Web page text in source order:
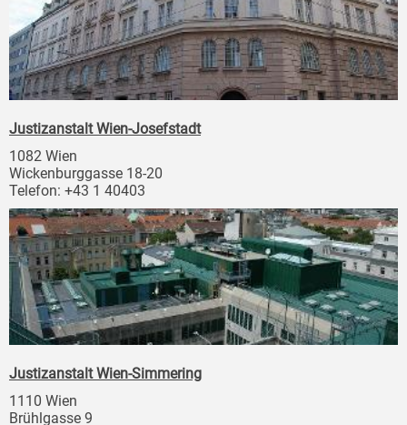
Justizanstalt Wien-Josefstadt
1082 Wien
Wickenburggasse 18-20
Telefon: +43 1 40403
Justizanstalt Wien-Simmering
1110 Wien
Brühlgasse 9